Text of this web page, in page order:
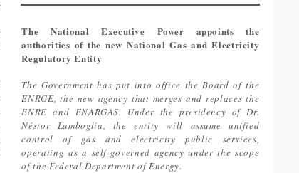
The National Executive Power appoints the
authorities of the new National Gas and Electricity
Regulatory Entity
The Government has put into office the Board of the
ENRGE, the new agency that merges and replaces the
ENRE and ENARGAS. Under the presidency of Dr.
Néstor Lamboglia, the entity will assume unified
control of gas and electricity public services,
operating as a self-governed agency under the scope
of the Federal Department of Energy.